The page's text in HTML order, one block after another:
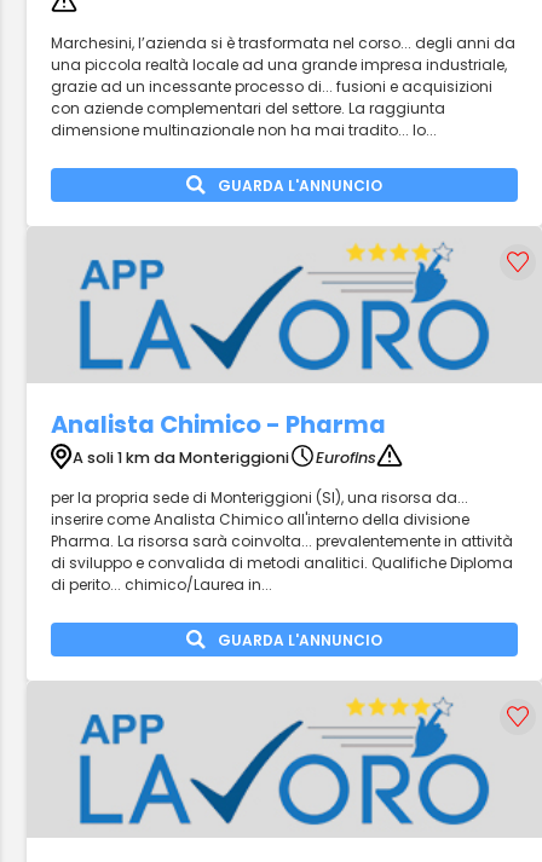
Marchesini, l’azienda si è trasformata nel corso... degli anni da
una piccola realtà locale ad una grande impresa industriale,
grazie ad un incessante processo di... fusioni e acquisizioni
con aziende complementari del settore. La raggiunta
dimensione multinazionale non ha mai tradito... lo...
GUARDA L'ANNUNCIO
Analista Chimico - Pharma
A soli 1 km da Monteriggioni
Eurofins
per la propria sede di Monteriggioni (SI), una risorsa da...
inserire come Analista Chimico all'interno della divisione
Pharma. La risorsa sarà coinvolta... prevalentemente in attività
di sviluppo e convalida di metodi analitici. Qualifiche Diploma
di perito... chimico/Laurea in...
GUARDA L'ANNUNCIO